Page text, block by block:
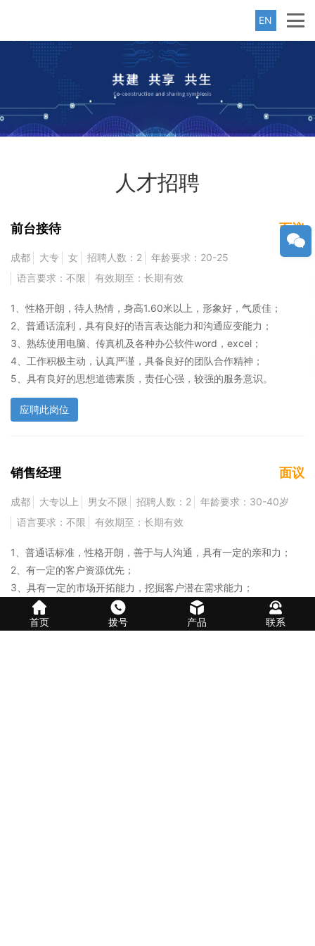
EN
人才招聘
前台接待 面议
成都 大专 女 招聘人数：2
年龄要求：20-25
语言要求：不限
有效期至：长期有效
1、性格开朗，待人热情，身高1.60米以上，形象好，气质佳；
2、普通话流利，具有良好的语言表达能力和沟通应变能力；
3、熟练使用电脑、传真机及各种办公软件word，excel；
4、工作积极主动，认真严谨，具备良好的团队合作精神；
5、具有良好的思想道德素质，责任心强，较强的服务意识。
应聘此岗位
销售经理 面议
成都 大专以上 男女不限 招聘人数：2
年龄要求：30-40岁
语言要求：不限
有效期至：长期有效
1、普通话标准，性格开朗，善于与人沟通，具有一定的亲和力；
2、有一定的客户资源优先；
3、具有一定的市场开拓能力，挖掘客户潜在需求能力；
4、具有良好的客户服务意识，高度的责任感。
首页 拨号 产品 联系